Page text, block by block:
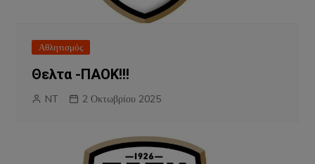
Αθλητισμός
Θελτα -ΠΑΟΚ!!!
NT 2 Οκτωβρίου 2025